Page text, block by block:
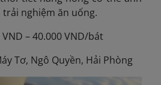
nghiệm ăn uống.
VND – 40.000 VND/bát
Tơ, Ngô Quyền, Hải Phòng